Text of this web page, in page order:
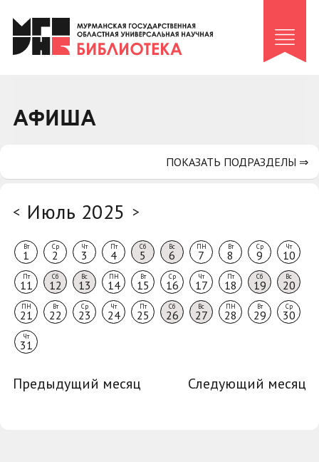
Клуб «Гиря и сельдерей»
Клуб «Семейный архив»
Коллегам
АФИША
< Июль 2025 >
Вт
1
Ср
2
Чт
3
Пт
4
Сб
5
Вс
6
ПН
7
Вт
8
Ср
9
Чт
10
Пт
11
Сб
12
Вс
13
ПН
14
Вт
15
Ср
16
Чт
17
Пт
18
Сб
19
Вс
20
ПН
21
Вт
22
Ср
23
Чт
24
Пт
25
Сб
26
Вс
27
ПН
28
Вт
29
Ср
30
Чт
31
Предыдущий месяц Следующий месяц
ПОКАЗАТЬ ПОДРАЗДЕЛЫ ⇒